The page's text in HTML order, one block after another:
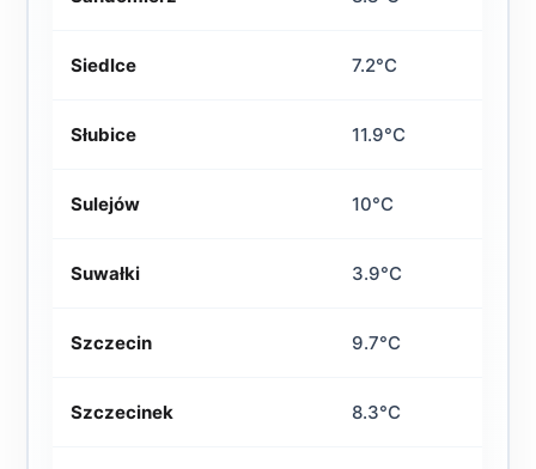
Siedlce 7.2°C
Słubice 11.9°C
Sulejów 10°C
Suwałki 3.9°C
Szczecin 9.7°C
Szczecinek 8.3°C